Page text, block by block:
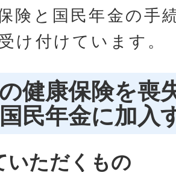
険と国民年金の手
け付けています。
健康保険を喪
民年金に加入
いただくもの